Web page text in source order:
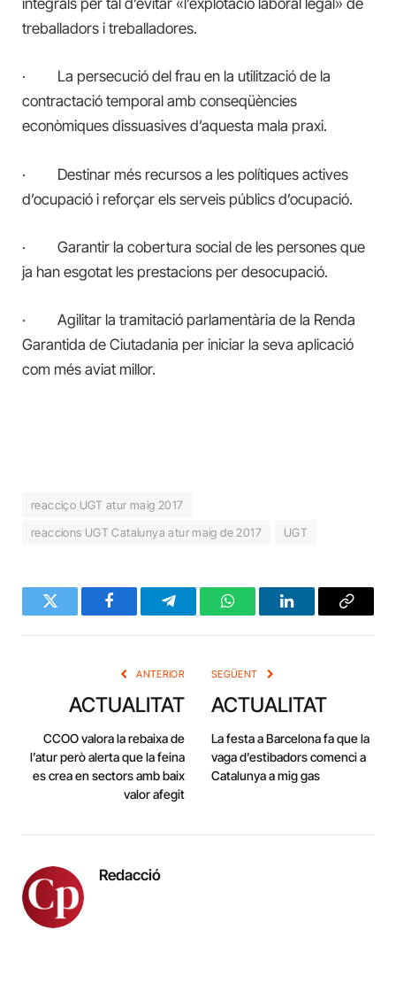
integrals per tal d’evitar «l’explotació laboral legal» de
treballadors i treballadores.
· La persecució del frau en la utilització de la
contractació temporal amb conseqüències
econòmiques dissuasives d’aquesta mala praxi.
· Destinar més recursos a les polítiques actives
d’ocupació i reforçar els serveis públics d’ocupació.
· Garantir la cobertura social de les persones que
ja han esgotat les prestacions per desocupació.
· Agilitar la tramitació parlamentària de la Renda
Garantida de Ciutadania per iniciar la seva aplicació
com més aviat millor.
reacciço UGT atur maig 2017
reaccions UGT Catalunya atur maig de 2017
UGT
Twitter FacebookTelegramWhatsAppLinkedInCopy
ANTERIOR
ACTUALITAT
CCOO valora la rebaixa de
l’atur però alerta que la feina
es crea en sectors amb baix
valor afegit
SEGÜENT
ACTUALITAT
La festa a Barcelona fa que la
vaga d’estibadors comenci a
Catalunya a mig gas
Redacció